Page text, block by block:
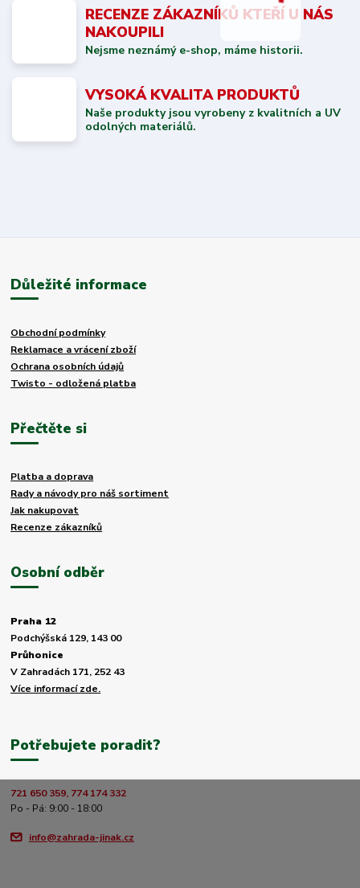
RECENZE ZÁKAZNÍKŮ KTEŘÍ U NÁS
NAKOUPILI
Nejsme neznámý e-shop, máme historii.
VYSOKÁ KVALITA PRODUKTŮ
Naše produkty jsou vyrobeny z kvalitních a UV
odolných materiálů.
Důležité informace
Obchodní podmínky
Reklamace a vrácení zboží
Ochrana osobních údajů
Twisto - odložená platba
Přečtěte si
Platba a doprava
Rady a návody pro náš sortiment
Jak nakupovat
Recenze zákazníků
Osobní odběr
Praha 12
Podchýšská 129, 143 00
Průhonice
V Zahradách 171, 252 43
Více informací zde.
Potřebujete poradit?
721 650 359, 774 174 332
Po - Pá: 9:00 - 18:00
info@zahrada-jinak.cz